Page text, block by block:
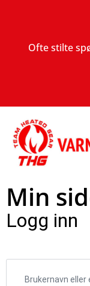
Ofte stilte
Min
Logg inn
Brukernavn